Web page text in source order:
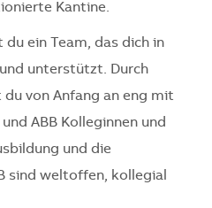
Kantine.
ein Team, das dich in
unterstützt. Durch
von Anfang an eng mit
ABB Kolleginnen und
und die
sind weltoffen, kollegial